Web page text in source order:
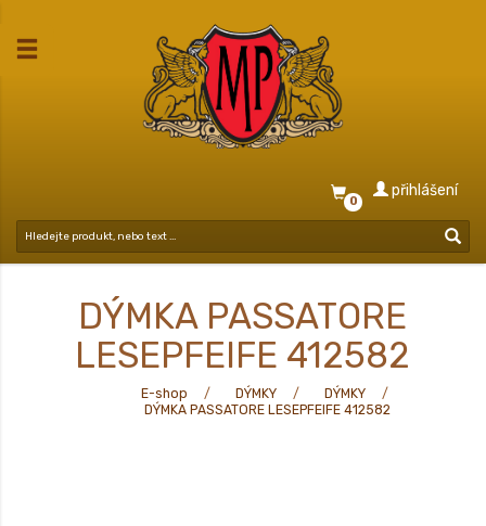
0
přihlášení
DÝMKA PASSATORE
LESEPFEIFE 412582
E-shop DÝMKY
DÝMKY
DÝMKA PASSATORE LESEPFEIFE 412582